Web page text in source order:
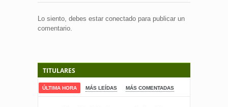
Lo siento, debes estar conectado para publicar un
comentario.
TITULARES
ÚLTIMA HORA MÁS LEÍDAS MÁS COMENTADAS